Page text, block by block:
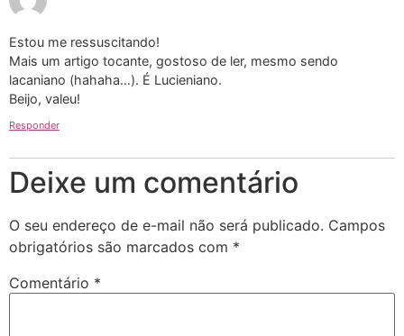
Estou me ressuscitando!
Mais um artigo tocante, gostoso de ler, mesmo sendo
lacaniano (hahaha…). É Lucieniano.
Beijo, valeu!
Responder
Deixe um comentário
O seu endereço de e-mail não será publicado. Campos
obrigatórios são marcados com *
Comentário *